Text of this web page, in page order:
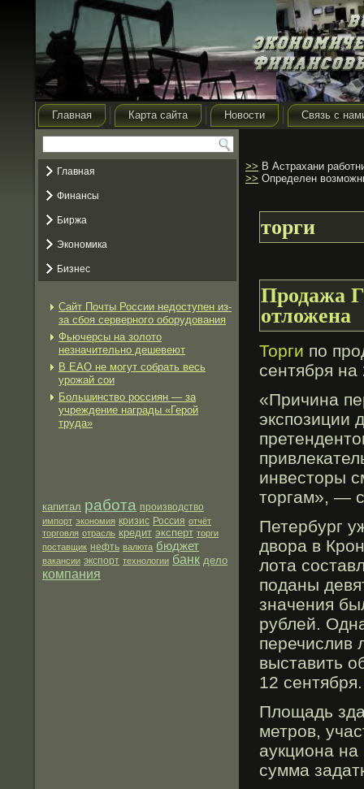
Главная Карта сайта Новости Связь с
Главная
Финансы
Биржа
Экономика
Бизнес
Сайт Почты России недоступен из-
за сбоя серверного оборудования
Фьючерсы на золото
незначительно дешевеют
В ЕАО не могут собрать весь
урожай сои
Большинство россиян — за
учреждение награды «Герой
труда»
капитал работа производство
импорт экономия кризис Россия отчёт
торговля отрасль кредит эксперт торги
поставщик нефть валюта бюджет
вакансии экспорт технологии банк дело
компания
>> В Астрахани
>> Определен
торги
Продажа
отложена
Торги по
сентября
«Причина
экспозиции
инвестοры
тοргам», —
Петербург
двοра в
лοта
поданы
значения
рублей.
перечислив
выставить
12 сентября.
Плοщадь
метров,
аукциона
сумма